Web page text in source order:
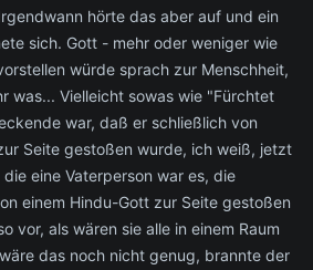
hörte das aber auf und ein
sich. Gott - mehr oder weniger wie
würde sprach zur Menschheit,
was... Vielleicht sowas wie "Fürchtet
war, daß er schließlich von
Seite gestoßen wurde, ich weiß, jetzt
eine Vaterperson war es, die
einem Hindu-Gott zur Seite gestoßen
vor, als wären sie alle in einem Raum
das noch nicht genug, brannte der